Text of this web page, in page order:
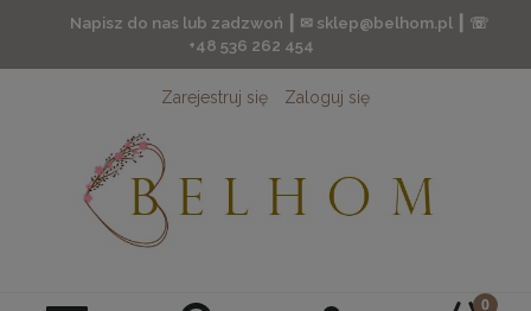
Napisz do nas lub zadzwoń ┃ ✉ sklep@belhom.pl ┃ ☏
+48 536 262 454
Zarejestruj się Zaloguj się